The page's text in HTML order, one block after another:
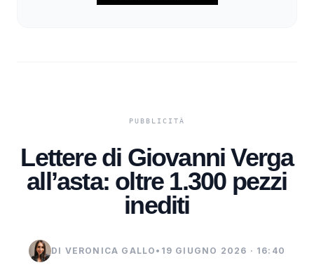
Lettere di Giovanni Verga
all’asta: oltre 1.300 pezzi
inediti
DI VERONICA GALLO • 19 GIUGNO 2026 · 16:40